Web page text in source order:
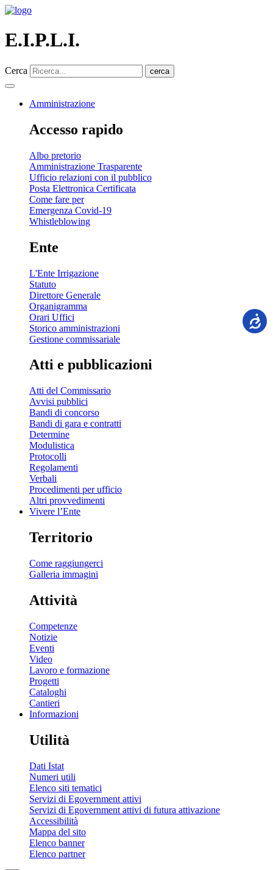
E.I.P.L.I.
Cerca cerca
Amministrazione
Accesso rapido
Albo pretorio
Amministrazione Trasparente
Ufficio relazioni con il pubblico
Posta Elettronica Certificata
Come fare per
Emergenza Covid-19
Whistleblowing
Ente
L'Ente Irrigazione
Statuto
Direttore Generale
Organigramma
Orari Uffici
Storico amministrazioni
Gestione commissariale
Atti e pubblicazioni
Atti del Commissario
Avvisi pubblici
Bandi di concorso
Bandi di gara e contratti
Determine
Modulistica
Protocolli
Regolamenti
Verbali
Procedimenti per ufficio
Altri provvedimenti
Vivere l’Ente
Territorio
Come raggiungerci
Galleria immagini
Attività
Competenze
Notizie
Eventi
Video
Lavoro e formazione
Progetti
Cataloghi
Cantieri
Informazioni
Utilità
Dati Istat
Numeri utili
Elenco siti tematici
Servizi di Egovernment attivi
Servizi di Egovernment attivi di futura attivazione
Accessibilità
Mappa del sito
Elenco banner
Elenco partner